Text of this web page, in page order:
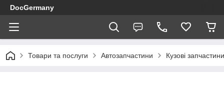
DocGermany
Товари та послуги Автозапчастини Кузові запчастини